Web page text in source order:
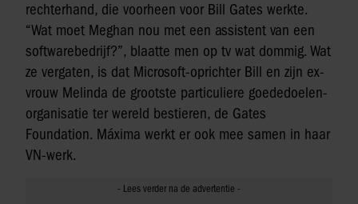
rechterhand, die voorheen voor Bill Gates werkte.
“Wat moet Meghan nou met een assistent van een
softwarebedrijf?”, blaatte men op tv wat dommig. Wat
ze vergaten, is dat Microsoft-oprichter Bill en zijn ex-
vrouw Melinda de grootste particuliere goededoelen-
organisatie ter wereld bestieren, de Gates
Foundation. Máxima werkt er ook mee samen in haar
VN-werk.